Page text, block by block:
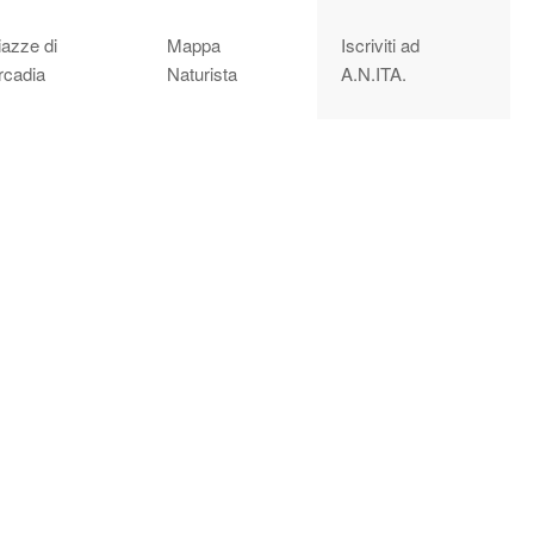
di
Mappa
Naturista
Iscriviti ad
A.N.ITA.